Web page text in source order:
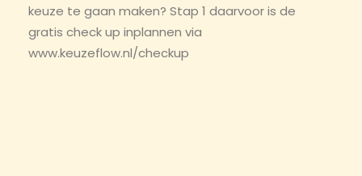
keuze te gaan maken? Stap 1 daarvoor is de
gratis check up inplannen via
www.keuzeflow.nl/checkup